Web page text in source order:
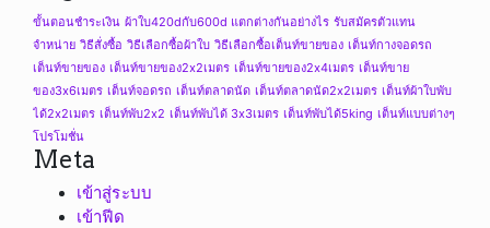
ขั้นตอนชำระเงิน ผ้าใบ420dกับ600d แตกต่างกันอย่างไร รับสมัครตัวแทน
จำหน่าย วิธีสั่งซื้อ วิธีเลือกซื้อผ้าใบ วิธีเลือกซื้อเต็นท์ขายของ เต็นท์กางจอดรถ
เต็นท์ขายของ เต็นท์ขายของ2x2เมตร เต็นท์ขายของ2x4เมตร เต็นท์ขาย
ของ3x6เมตร เต็นท์จอดรถ เต็นท์ตลาดนัด เต็นท์ตลาดนัด2x2เมตร เต็นท์ผ้าใบพับ
ได้2x2เมตร เต็นท์พับ2x2 เต็นท์พับได้ 3x3เมตร เต็นท์พับได้5king เต็นท์แบบต่างๆ
โปรโมชั่น
Meta
เข้าสู่ระบบ
เข้าฟีด